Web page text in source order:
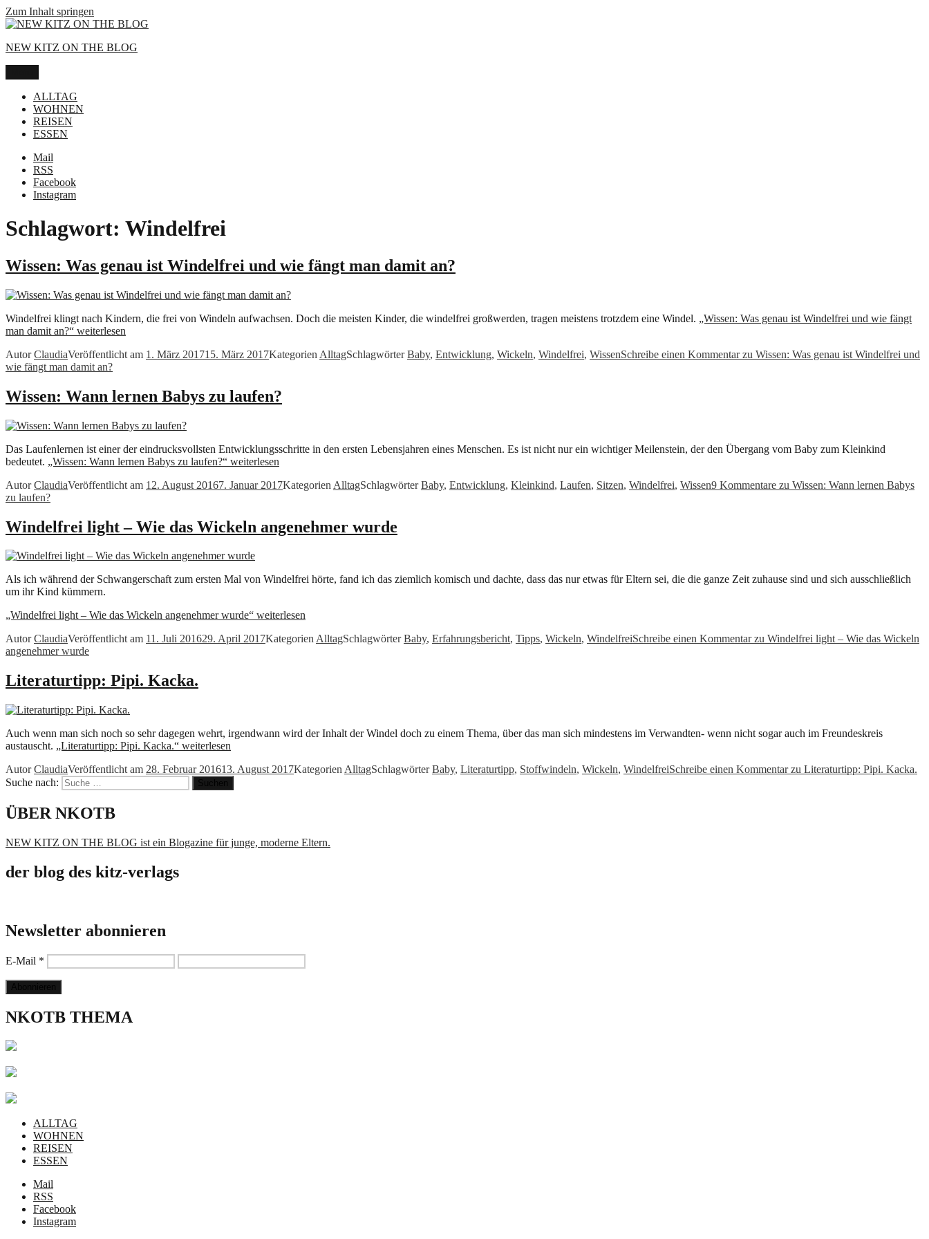
Zum Inhalt springen
NEW KITZ ON THE BLOG
ALLTAG
WOHNEN
REISEN
ESSEN
Mail
RSS
Facebook
Instagram
Schlagwort: Windelfrei
Wissen: Was genau ist Windelfrei und wie fängt man damit an?
Windelfrei klingt nach Kindern, die frei von Windeln aufwachsen. Doch die meisten Kinder, die windelfrei großwerden, tragen meistens trotzdem eine Windel. „Wissen: Was genau ist Windelfrei und wie fängt
man damit an?“ weiterlesen
AutorClaudiaVeröffentlicht am 1. März 201715. März 2017Kategorien AlltagSchlagwörterBaby, Entwicklung, Wickeln, Windelfrei, WissenSchreibe einen Kommentarzu Wissen: Was genau ist Windelfrei und
wie fängt man damit an?
Wissen: Wann lernen Babys zu laufen?
Das Laufenlernen ist einer der eindrucksvollsten Entwicklungsschritte in den ersten Lebensjahren eines Menschen. Es ist nicht nur ein wichtiger Meilenstein, der den Übergang vom Baby zum Kleinkind
bedeutet. „Wissen: Wann lernen Babys zu laufen?“ weiterlesen
AutorClaudiaVeröffentlicht am 12. August 20167. Januar 2017Kategorien AlltagSchlagwörterBaby, Entwicklung, Kleinkind, Laufen, Sitzen, Windelfrei, Wissen9 Kommentare zu Wissen: Wann lernen Babys
zu laufen?
Windelfrei light – Wie das Wickeln angenehmer wurde
Als ich während der Schwangerschaft zum ersten Mal von Windelfrei hörte, fand ich das ziemlich komisch und dachte, dass das nur etwas für Eltern sei, die die ganze Zeit zuhause sind und sich ausschließlich
um ihr Kind kümmern.
„Windelfrei light – Wie das Wickeln angenehmer wurde“ weiterlesen
AutorClaudiaVeröffentlicht am 11. Juli 201629. April 2017KategorienAlltagSchlagwörterBaby, Erfahrungsbericht, Tipps, Wickeln, WindelfreiSchreibe einen Kommentarzu Windelfrei light – Wie das Wickeln
angenehmer wurde
Literaturtipp: Pipi. Kacka.
Auch wenn man sich noch so sehr dagegen wehrt, irgendwann wird der Inhalt der Windel doch zu einem Thema, über das man sich mindestens im Verwandten- wenn nicht sogar auch im Freundeskreis
austauscht. „Literaturtipp: Pipi. Kacka.“ weiterlesen
AutorClaudiaVeröffentlicht am 28. Februar 201613. August 2017Kategorien AlltagSchlagwörterBaby, Literaturtipp, Stoffwindeln, Wickeln, WindelfreiSchreibe einen Kommentarzu Literaturtipp: Pipi. Kacka.
Suche nach:
ÜBER NKOTB
NEW KITZ ON THE BLOG ist ein Blogazine für junge, moderne Eltern.
der blog des kitz-verlags
Newsletter abonnieren
E-Mail *
NKOTB THEMA
ALLTAG
WOHNEN
REISEN
ESSEN
Mail
RSS
Facebook
Instagram